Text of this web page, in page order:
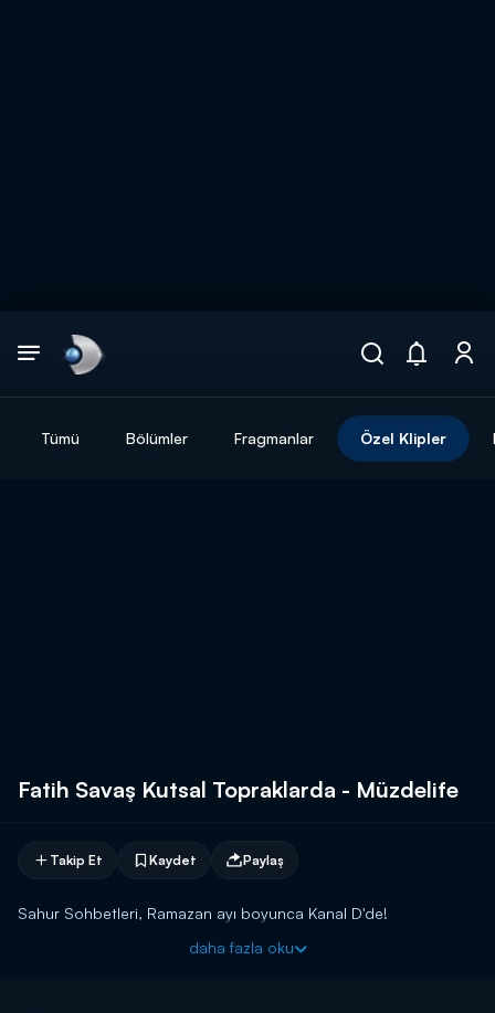
Tümü Bölümler Fragmanlar Özel Klipler
Fatih Savaş Kutsal Topraklarda - Müzdelife
Takip Et Kaydet Paylaş
Sahur Sohbetleri, Ramazan ayı boyunca Kanal D'de!
daha fazla oku